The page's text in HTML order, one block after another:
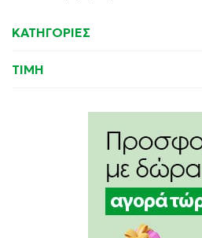
ΚΑΤΗΓΟΡΙΕΣ
ΤΙΜΗ